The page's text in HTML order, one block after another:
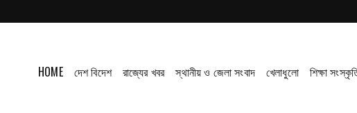
HOME দেশ বিদেশ রাজ্যের খবর স্থানীয় ও জেলা সংবাদ খেলাধুলো শিক্ষা